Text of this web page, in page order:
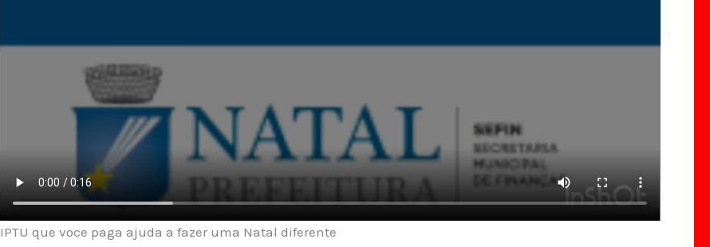
IPTU que voce paga ajuda a fazer uma Natal diferente